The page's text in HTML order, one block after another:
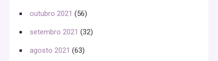
outubro 2021 (56)
setembro 2021 (32)
agosto 2021 (63)